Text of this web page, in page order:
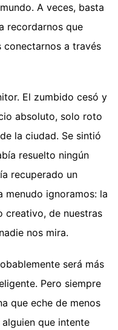
A veces, basta
recordarnos que
conectarnos a través
El zumbido cesó y
absoluto, solo roto
la ciudad. Se sintió
resuelto ningún
recuperado un
menudo ignoramos: la
creativo, de nuestras
nos mira.
será más
Pero siempre
que eche de menos
que intente